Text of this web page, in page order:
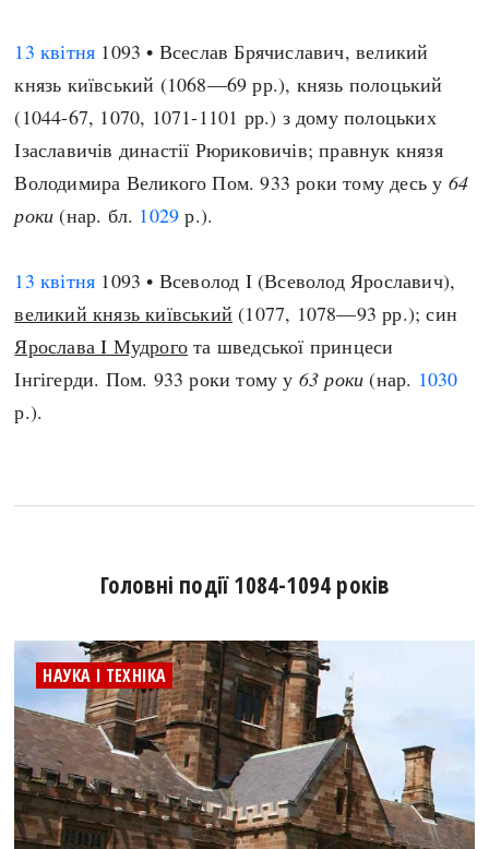
13 квітня 1093 • Всеслав Брячиславич, великий
князь київський (1068—69 рр.), князь полоцький
(1044-67, 1070, 1071-1101 рр.) з дому полоцьких
Ізаславичів династії Рюриковичів; правнук князя
Володимира Великого Пом. 933 роки тому десь у 64
роки (нар. бл. 1029 р.).
13 квітня 1093 • Всеволод I (Всеволод Ярославич),
великий князь київський (1077, 1078—93 рр.); син
Ярослава I Мудрого та шведської принцеси
Інгігерди. Пом. 933 роки тому у 63 роки (нар. 1030
р.).
Головні події 1084-1094 років
НАУКА І ТЕХНІКА